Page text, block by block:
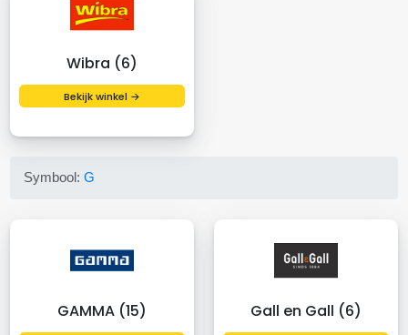
Wibra (6)
Bekijk winkel →
Symbool:G
GAMMA (15) Gall en Gall (6)